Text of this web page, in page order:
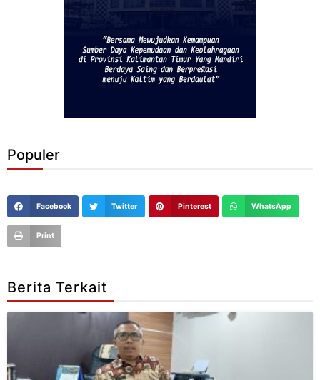
Populer
Facebook Twitter Pinterest WhatsApp
Print
Berita Terkait